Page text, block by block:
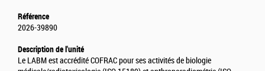
Référence
2026-39890
Description de l'unité
Le LABM est accrédité COFRAC pour ses activités de biologie